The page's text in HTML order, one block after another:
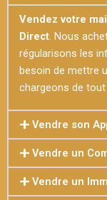
Vendez votre
Direct. Nous
régularisons les
besoin de mettre
chargeons de
Vendre son
Vendre un
Vendre un